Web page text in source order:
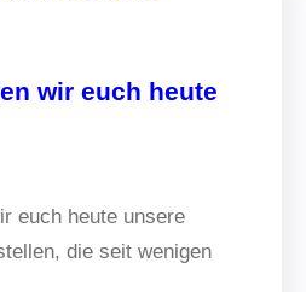
wir euch heute
euch heute unsere
die seit wenigen